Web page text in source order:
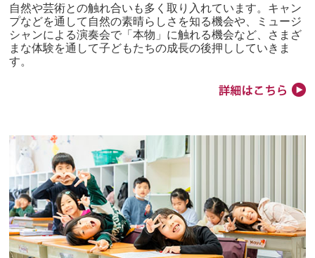
自然や芸術との触れ合いも多く取り入れています。キャン
プなどを通して自然の素晴らしさを知る機会や、ミュージ
シャンによる演奏会で「本物」に触れる機会など、さまざ
まな体験を通して子どもたちの成長の後押ししていきま
す。